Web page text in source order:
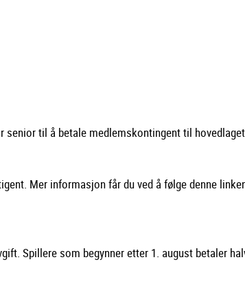
senior til å betale medlemskontingent til
Mer informasjon får du ved å følge denne
Spillere som begynner etter 1. august betaler